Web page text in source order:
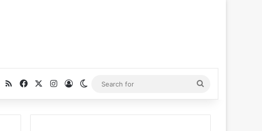
RSSFacebookInstagram
Log InSwitch skin
for